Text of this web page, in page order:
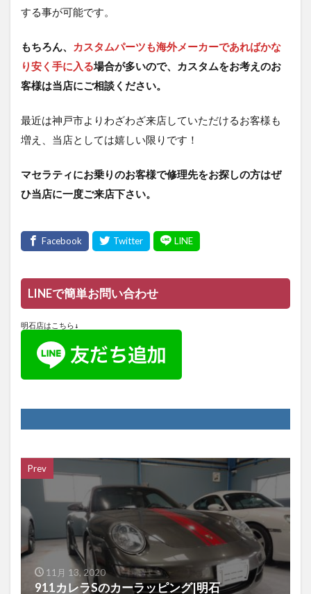
する事が可能です。
もちろん、
カスタムパーツも海外メーカーであればかな
り安く手に入る場合が多いので、カスタムをお考えのお
客様は当店にご相談ください。
最近は神戸市よりわざわざ来店していただけるお客様も
増え、当店としては嬉しい限りです！
マセラティにお乗りのお客様で修理先をお探しの方はぜ
ひ当店に一度ご来店下さい。
LINEで簡単お問い合わせ
明石店はこちら↓
Prev
11月 13, 2020
911カレラSのカーラッピング|明石